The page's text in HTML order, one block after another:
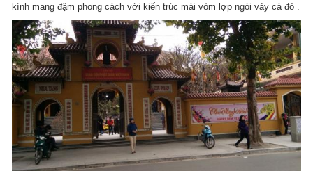
kính mang đậm phong cách với kiến trúc mái vòm lợp ngói vảy cá đỏ .